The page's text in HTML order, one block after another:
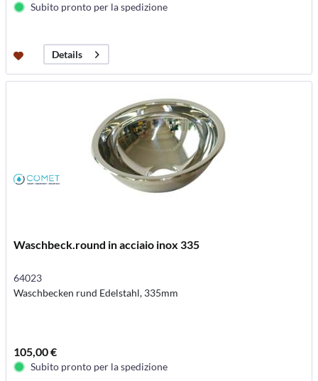
Subito pronto per la spedizione
Details
Waschbeck.round in acciaio inox 335
64023
Waschbecken rund Edelstahl, 335mm
105,00 €
Subito pronto per la spedizione